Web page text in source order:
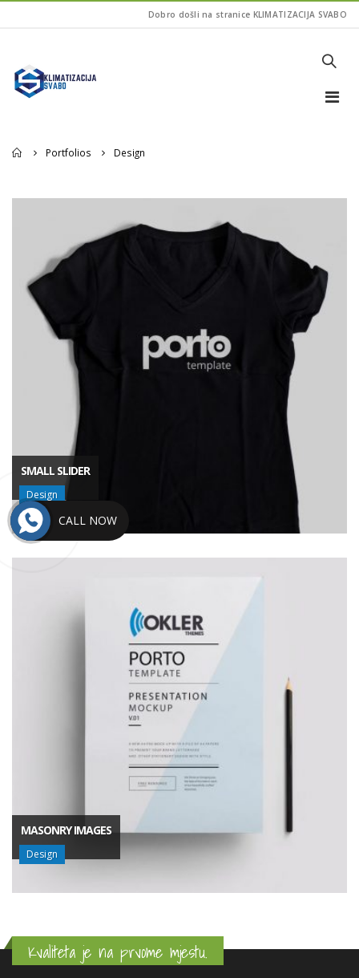
Dobro došli na stranice KLIMATIZACIJA SVABO
Home
Portfolios Design
SMALL SLIDER
Design
MASONRY IMAGES
Design
Kvaliteta je na prvome mjestu.
CALL NOW